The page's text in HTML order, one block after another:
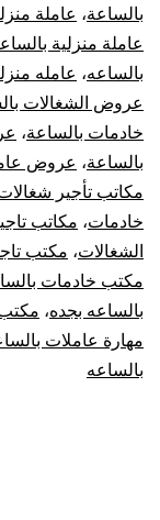
بالساعة، عاملة
عاملة منزلية
بالساعه، عامله
عروض الشغالات
خادمات بالساعة،
بالساعة، عروض
مكاتب تأجير
خادمات، مكاتب
الشغالات، مكتب
مكتب خادمات
بالساعه بجده،
مهارة عاملات
بالساعه